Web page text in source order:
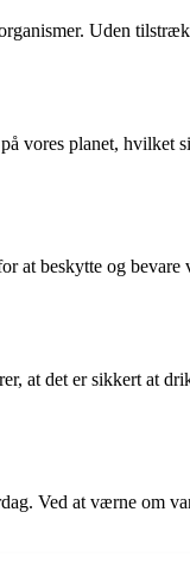
Uden
vores planet, hvilket
at beskytte og bevare
at det er sikkert at
Ved at værne om